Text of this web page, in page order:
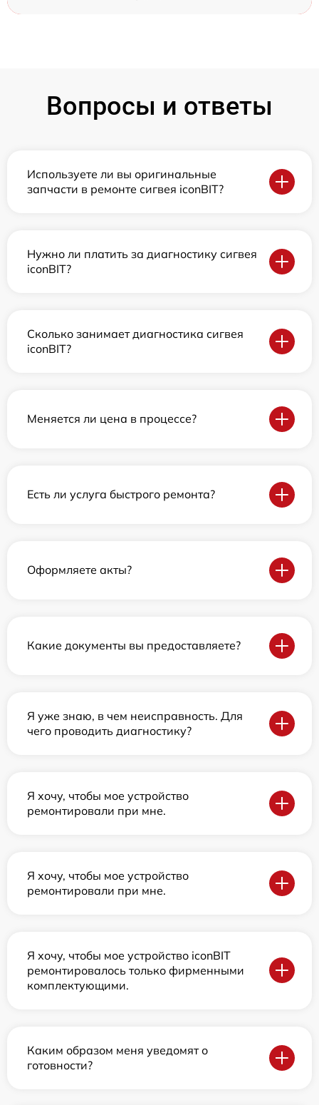
Вопросы и ответы
Используете ли вы оригинальные
запчасти в ремонте сигвея iconBIT?
Нужно ли платить за диагностику сигвея
iconBIT?
Сколько занимает диагностика сигвея
iconBIT?
Меняется ли цена в процессе?
Есть ли услуга быстрого ремонта?
Оформляете акты?
Какие документы вы предоставляете?
Я уже знаю, в чем неисправность. Для
чего проводить диагностику?
Я хочу, чтобы мое устройство
ремонтировали при мне.
Я хочу, чтобы мое устройство
ремонтировали при мне.
Я хочу, чтобы мое устройство iconBIT
ремонтировалось только фирменными
комплектующими.
Каким образом меня уведомят о
готовности?